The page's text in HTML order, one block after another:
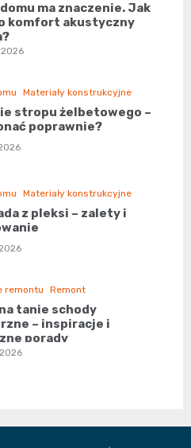
ma znaczenie. Jak
komfort akustyczny
Materiały konstrukcyjne
stropu żelbetowego –
poprawnie?
Materiały konstrukcyjne
z pleksi – zalety i
remontu Remont
na tanie schody
– inspiracje i
porady